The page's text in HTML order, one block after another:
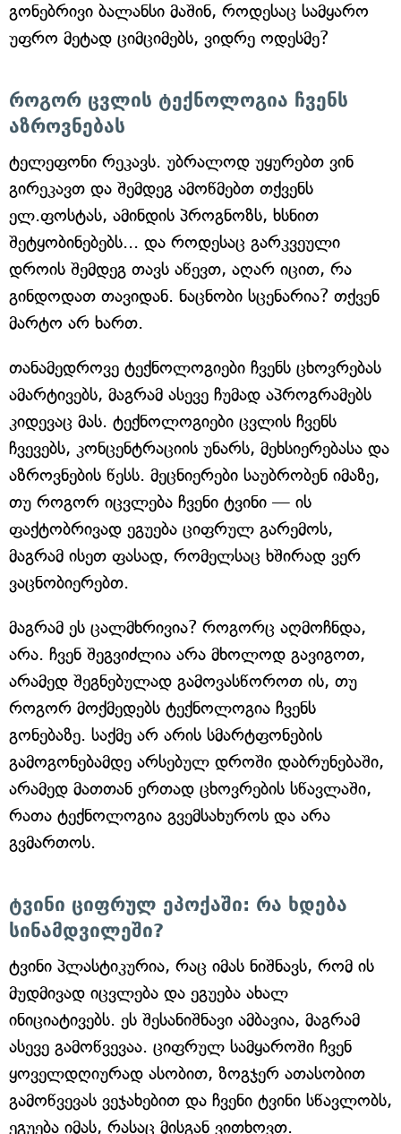
გონებრივი ბალანსი მაშინ, როდესაც სამყარო
უფრო მეტად ციმციმებს, ვიდრე ოდესმე?
როგორ ცვლის ტექნოლოგია ჩვენს
აზროვნებას
ტელეფონი რეკავს. უბრალოდ უყურებთ ვინ
გირეკავთ და შემდეგ ამოწმებთ თქვენს
ელ.ფოსტას, ამინდის პროგნოზს, ხსნით
შეტყობინებებს... და როდესაც გარკვეული
დროის შემდეგ თავს აწევთ, აღარ იცით, რა
გინდოდათ თავიდან. ნაცნობი სცენარია? თქვენ
მარტო არ ხართ.
თანამედროვე ტექნოლოგიები ჩვენს ცხოვრებას
ამარტივებს, მაგრამ ასევე ჩუმად აპროგრამებს
კიდევაც მას. ტექნოლოგიები ცვლის ჩვენს
ჩვევებს, კონცენტრაციის უნარს, მეხსიერებასა და
აზროვნების წესს. მეცნიერები საუბრობენ იმაზე,
თუ როგორ იცვლება ჩვენი ტვინი — ის
ფაქტობრივად ეგუება ციფრულ გარემოს,
მაგრამ ისეთ ფასად, რომელსაც ხშირად ვერ
ვაცნობიერებთ.
მაგრამ ეს ცალმხრივია? როგორც აღმოჩნდა,
არა. ჩვენ შეგვიძლია არა მხოლოდ გავიგოთ,
არამედ შეგნებულად გამოვასწოროთ ის, თუ
როგორ მოქმედებს ტექნოლოგია ჩვენს
გონებაზე. საქმე არ არის სმარტფონების
გამოგონებამდე არსებულ დროში დაბრუნებაში,
არამედ მათთან ერთად ცხოვრების სწავლაში,
რათა ტექნოლოგია გვემსახუროს და არა
გვმართოს.
ტვინი ციფრულ ეპოქაში: რა ხდება
სინამდვილეში?
ტვინი პლასტიკურია, რაც იმას ნიშნავს, რომ ის
მუდმივად იცვლება და ეგუება ახალ
ინიციატივებს. ეს შესანიშნავი ამბავია, მაგრამ
ასევე გამოწვევაა. ციფრულ სამყაროში ჩვენ
ყოველდღიურად ასობით, ზოგჯერ ათასობით
გამოწვევას ვეჯახებით და ჩვენი ტვინი სწავლობს,
ეგუება იმას, რასაც მისგან ვითხოვთ.